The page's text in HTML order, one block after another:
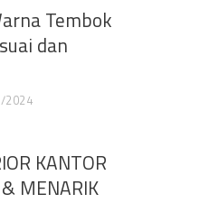
Tembok
dan
2024
KANTOR
MENARIK